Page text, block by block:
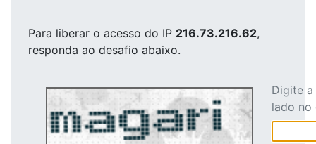
Para liberar o acesso do IP 216.73.216.62,
responda ao desafio abaixo.
Digite
lado no